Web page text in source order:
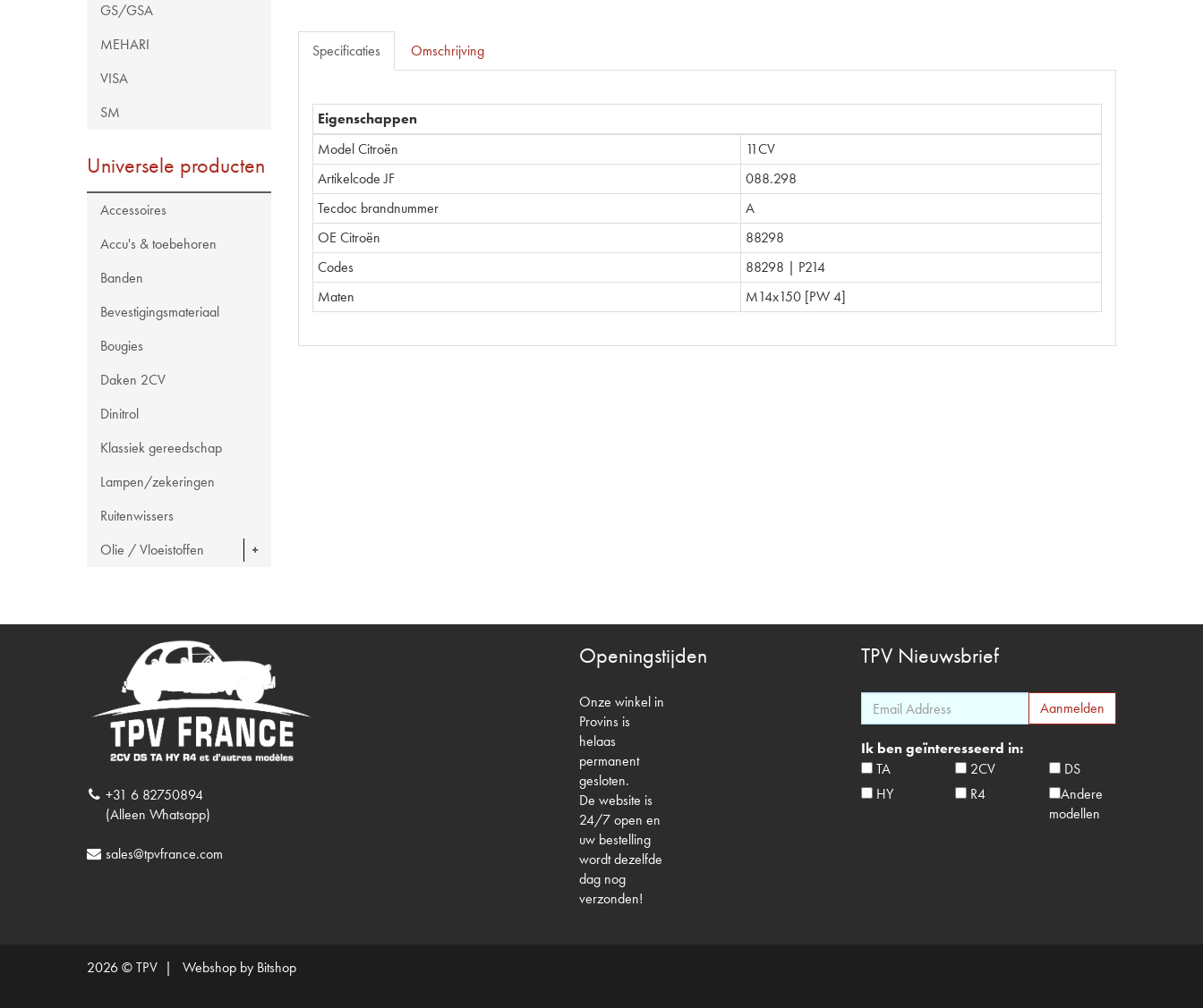
GS/GSA
MEHARI
VISA
SM
Universele producten
Accessoires
Accu's & toebehoren
Banden
Bevestigingsmateriaal
Bougies
Daken 2CV
Dinitrol
Klassiek gereedschap
Lampen/zekeringen
Ruitenwissers
Olie / Vloeistoffen
Specificaties Omschrijving
Eigenschappen
Model Citroën
11CV
Artikelcode JF
088.298
Tecdoc brandnummer
A
OE Citroën
88298
Codes
88298 | P214
Maten
M14x150 [PW 4]
+31 6 82750894
(Alleen Whatsapp)
sales@tpvfrance.com
Openingstijden
Onze winkel in
Provins is
helaas
permanent
gesloten.
De website is
24/7 open en
uw bestelling
wordt dezelfde
dag nog
verzonden!
TPV Nieuwsbrief
Ik ben geïnteresseerd in:
TA
2CV
DS
HY
R4
Andere
modellen
2026 © TPV | Webshop by Bitshop